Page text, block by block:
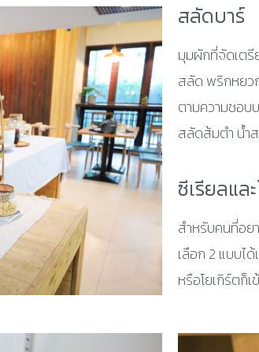
สลัดบาร์
มุมผักที่จัดเตรี
สลัด พริกหยว
ตามความชอบ
สลัดส้มตำ น้ำ
ซีเรียลแล
สำหรับคนที่อย
เลือก 2 แบบไ
หรือโยเกิร์ตก็